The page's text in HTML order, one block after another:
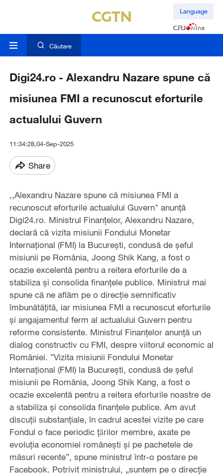
Language
Căutare
Digi24.ro - Alexandru Nazare spune că
misiunea FMI a recunoscut eforturile
actualului Guvern
11:34:28,04-Sep-2025
Share
,,Alexandru Nazare spune că misiunea FMI a
recunoscut eforturile actualului Guvern" anunță
Digi24.ro. Ministrul Finanţelor, Alexandru Nazare,
declară că vizita misiunii Fondului Monetar
Internaţional (FMI) la Bucureşti, condusă de şeful
misiunii pe România, Joong Shik Kang, a fost o
ocazie excelentă pentru a reitera eforturile de a
stabiliza şi consolida finanţele publice. Ministrul mai
spune că ne aflăm pe o direcţie semnificativ
îmbunătăţită, iar misiunea FMI a recunoscut eforturile
şi angajamentul ferm al actualului Guvern pentru
reforme consistente. Ministrul Finanţelor anunţă un
dialog constructiv cu FMI, despre viitorul economic al
României. ”Vizita misiunii Fondului Monetar
Internaţional (FMI) la Bucureşti, condusă de şeful
misiunii pe România, Joong Shik Kang, a fost o
ocazie excelentă pentru a reitera eforturile noastre de
a stabiliza şi consolida finanţele publice. Am avut
discuţii substanţiale, în cadrul acestei vizite pe care
Fondul o face periodic ţǎrilor membre, axate pe
evoluţia economiei româneşti şi pe pachetele de
măsuri recente”, spune ministrul într-o postare pe
Facebook. Potrivit ministrului, „suntem pe o direcţie